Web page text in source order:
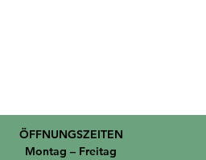
ÖFFNUNGSZEITEN
Montag – Freitag